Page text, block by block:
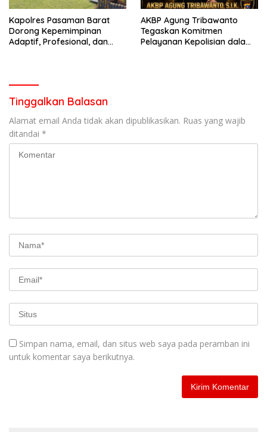
Kapolres Pasaman Barat
Dorong Kepemimpinan
Adaptif, Profesional, dan
AKBP Agung Tribawanto
Tegaskan Komitmen
Pelayanan Kepolisian dalam
Tinggalkan Balasan
Alamat email Anda tidak akan dipublikasikan. Ruas yang wajib
ditandai *
Simpan nama, email, dan situs web saya pada peramban ini
untuk komentar saya berikutnya.